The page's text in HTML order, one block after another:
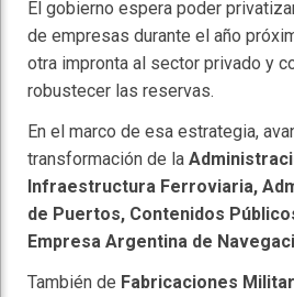
El gobierno espera poder
de empresas durante el año
otra impronta al sector privado y
robustecer las reservas.
En el marco de esa estrategia,
transformación de la
Infraestructura Ferroviaria,
de Puertos, Contenidos
Empresa Argentina de
También de Fabricaciones